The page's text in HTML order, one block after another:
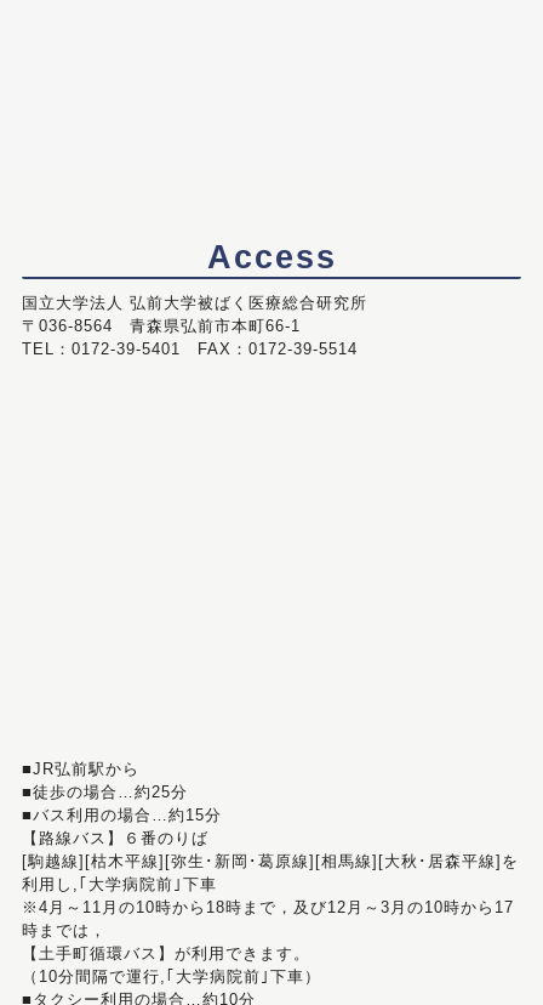
Access
国立大学法人 弘前大学被ばく医療総合研究所
〒036-8564 青森県弘前市本町66-1
TEL：0172-39-5401 FAX：0172-39-5514
■JR弘前駅から
■徒歩の場合…約25分
■バス利用の場合…約15分
【路線バス】６番のりば
[駒越線][枯木平線][弥生･新岡･葛原線][相馬線][大秋･居森平線]を
利用し,｢大学病院前｣下車
※4月～11月の10時から18時まで，及び12月～3月の10時から17
時までは，
【土手町循環バス】が利用できます。
（10分間隔で運行,｢大学病院前｣下車）
■タクシー利用の場合…約10分